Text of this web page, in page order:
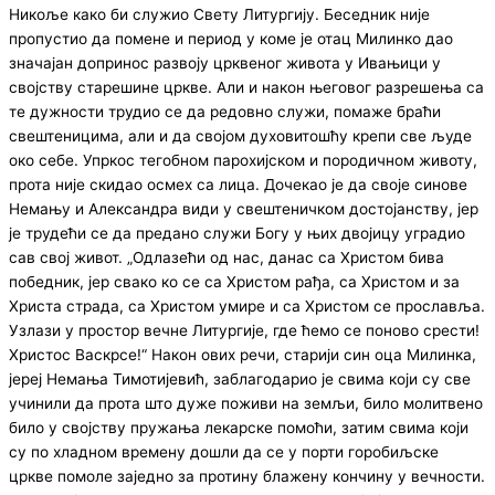
Никоље како би служио Свету Литургију. Беседник није
пропустио да помене и период у коме је отац Милинко дао
значајан допринос развоју црквеног живота у Ивањици у
својству старешине цркве. Али и након његовог разрешења са
те дужности трудио се да редовно служи, помаже браћи
свештеницима, али и да својом духовитошћу крепи све људе
око себе. Упркос тегобном парохијском и породичном животу,
прота није скидао осмех са лица. Дочекао је да своје синове
Немању и Александра види у свештеничком достојанству, јер
је трудећи се да предано служи Богу у њих двојицу уградио
сав свој живот. „Одлазећи од нас, данас са Христом бива
победник, јер свако ко се са Христом рађа, са Христом и за
Христа страда, са Христом умире и са Христом се прославља.
Узлази у простор вечне Литургије, где ћемо се поново срести!
Христос Васкрсе!“ Након ових речи, старији син оца Милинка,
јереј Немања Тимотијевић, заблагодарио је свима који су све
учинили да прота што дуже поживи на земљи, било молитвено
било у својству пружања лекарске помоћи, затим свима који
су по хладном времену дошли да се у порти горобиљске
цркве помоле заједно за протину блажену кончину у вечности.